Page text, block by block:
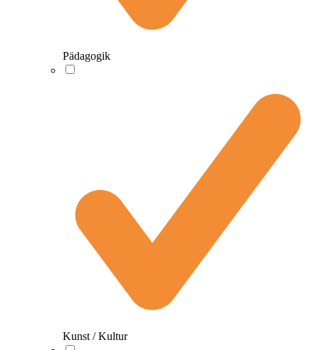
Pädagogik
Kunst / Kultur